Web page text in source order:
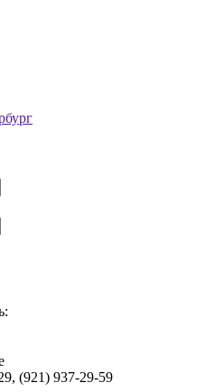
(921) 937-29-59